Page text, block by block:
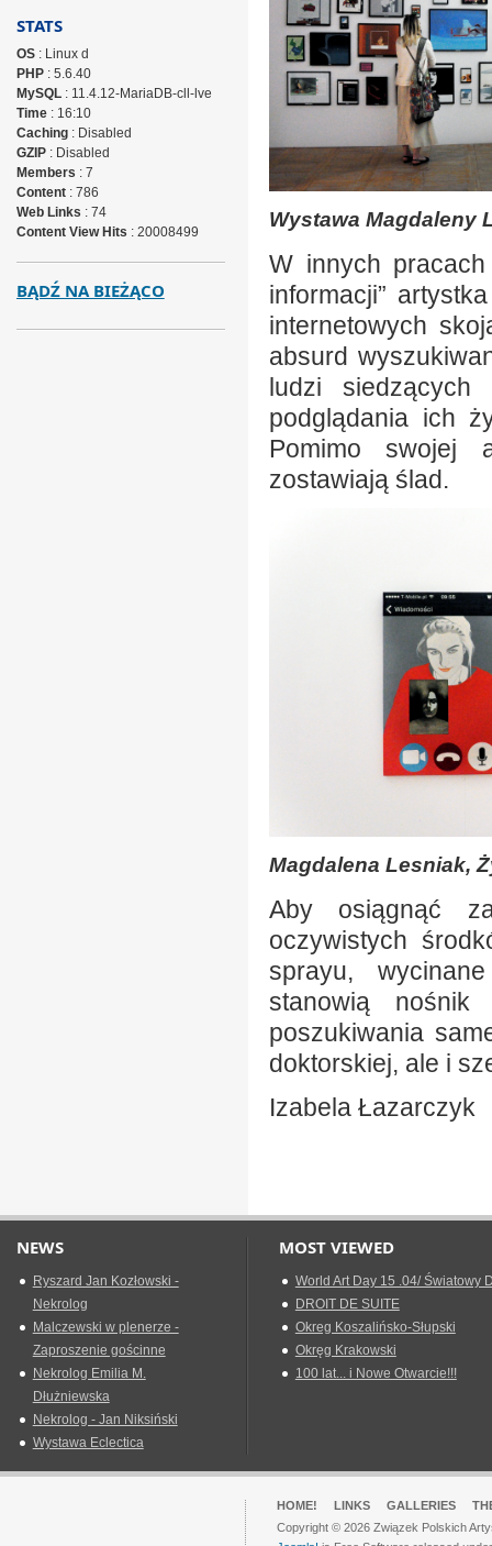
Wystawa Magdaleny
W innych
informacji”
internetowych
absurd
ludzi siedzących
podglądania ich
Pomimo swojej
zostawiają ślad.
Magdalena Lesniak,
Aby osiągnąć
oczywistych
sprayu,
stanowią nośnik
poszukiwania
doktorskiej, ale i
Izabela Łazarczyk
STATS
OS: Linux d
PHP: 5.6.40
MySQL: 11.4.12-MariaDB-cll-lve
Time: 16:10
Caching: Disabled
GZIP: Disabled
Members : 7
Content: 786
Web Links : 74
Content View Hits : 20008499
BĄDŹ NA BIEŻĄCO
NEWS
Ryszard Jan Kozłowski -
Nekrolog
Malczewski w plenerze -
Zaproszenie gościnne
Nekrolog Emilia M.
Dłużniewska
Nekrolog - Jan Niksiński
Wystawa Eclectica
MOST VIEWED
World Art Day 15 .04/ Światowy
DROIT DE SUITE
Okreg Koszalińsko-Słupski
Okręg Krakowski
100 lat... i Nowe Otwarcie!!!
HOME! LINKS GALLERIES
Copyright © 2026 Związek Polskich